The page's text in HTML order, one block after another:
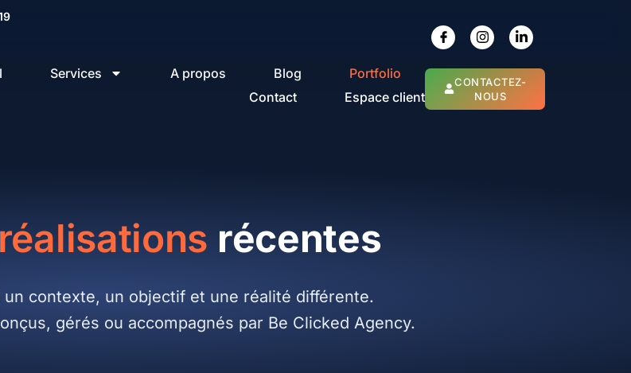
Services A propos Blog
Portfolio
Contact
Espace client
CONTACTEZ-
NOUS
digitaux réalisés par Be Clicked
réalisations récentes
contexte, un objectif et une réalité différente.
gérés ou accompagnés par Be Clicked Agency.